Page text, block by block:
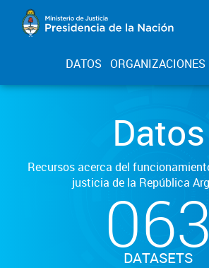
DATOS ORGANIZACIONES
Datos
Recursos acerca del
justicia de la República
063
DATASETS